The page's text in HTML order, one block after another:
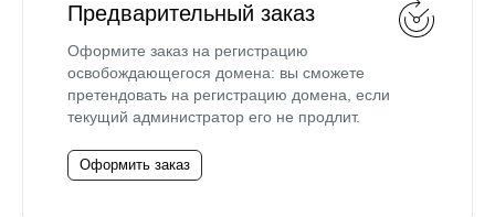
Предварительный заказ
Оформите заказ на регистрацию
освобождающегося домена: вы сможете
претендовать на регистрацию домена, если
текущий администратор его не продлит.
Оформить заказ